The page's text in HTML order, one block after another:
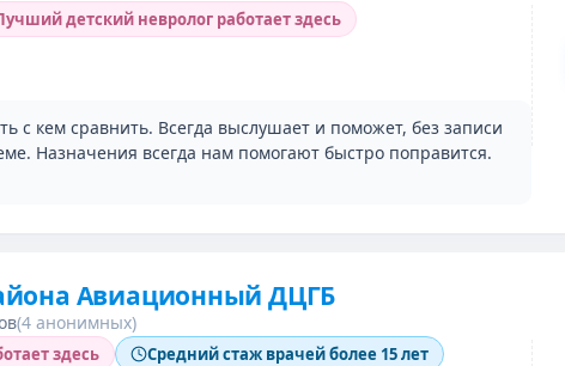
детский невролог работает здесь
с кем сравнить. Всегда выслушает и поможет, без записи
Назначения всегда нам помогают быстро поправится.
Авиационный ДЦГБ
(4 анонимных)
здесь
Средний стаж врачей более 15 лет